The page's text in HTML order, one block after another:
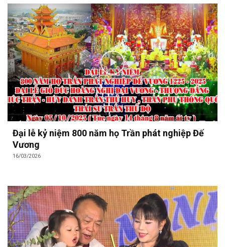
Đại lễ kỷ niệm 800 năm họ Trần phát nghiệp Đế
Vương
16/03/2026